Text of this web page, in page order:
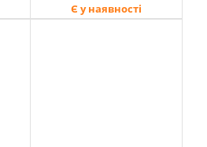
Є у наявності